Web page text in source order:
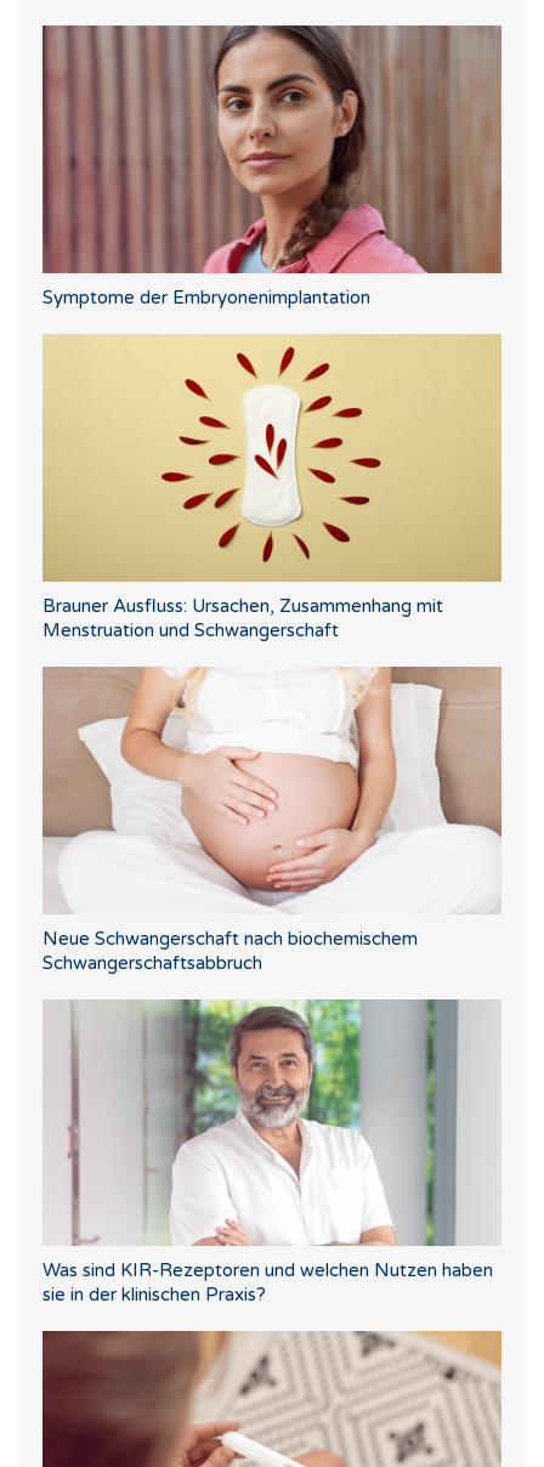
Symptome der Embryonenimplantation
Brauner Ausfluss: Ursachen, Zusammenhang mit
Menstruation und Schwangerschaft
Neue Schwangerschaft nach biochemischem
Schwangerschaftsabbruch
Was sind KIR-Rezeptoren und welchen Nutzen haben
sie in der klinischen Praxis?